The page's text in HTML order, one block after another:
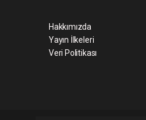
Hakkımızda
Yayın İlkeleri
Veri Politikası